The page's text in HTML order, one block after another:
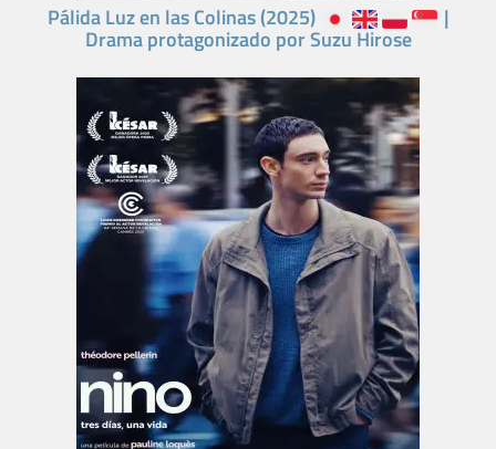
Pálida Luz en las Colinas (2025) |
Drama protagonizado por Suzu Hirose